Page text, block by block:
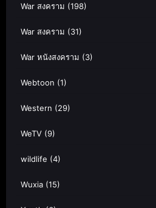
War สงคราม (198)
War สงคราม (31)
War หนังสงคราม (3)
Webtoon (1)
Western (29)
WeTV (9)
wildlife (4)
Wuxia (15)